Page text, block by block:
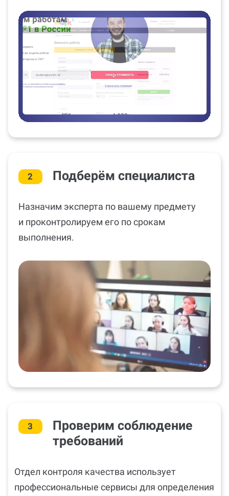
2 Подберём специалиста
Назначим эксперта по вашему предмету
и проконтролируем его по срокам
выполнения.
3
Проверим соблюдение
требований
Отдел контроля качества использует
профессиональные сервисы для определения